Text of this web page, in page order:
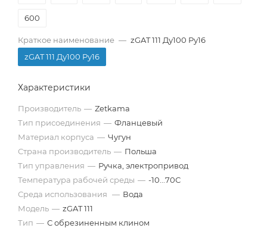
600
Краткое наименование — zGAT 111 Ду100 Pу16
zGAT 111 Ду100 Pу16
Характеристики
Производитель — Zetkama
Тип присоединения — Фланцевый
Материал корпуса — Чугун
Страна производитель — Польша
Тип управления — Ручка, электропривод
Температура рабочей среды — -10...70С
Среда использования — Вода
Модель — zGAT 111
Тип — С обрезиненным клином